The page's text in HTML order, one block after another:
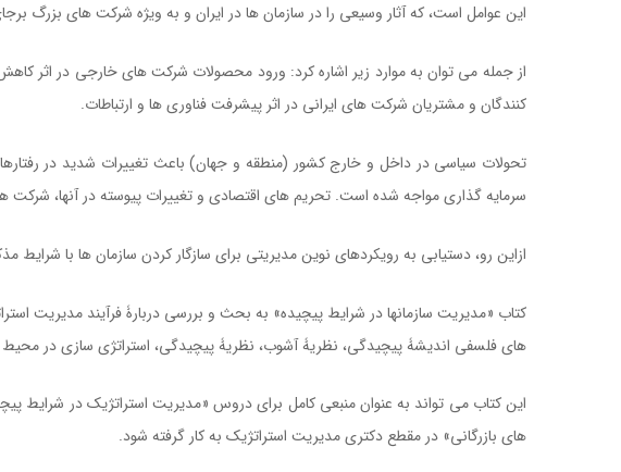
این عوامل است، که آثار وسیعی را در سازمان ها در ایران و به ویژه شرکت های بزرگ
از جمله می توان به موارد زیر اشاره کرد: ورود محصولات شرکت های خارجی در اثر
کنندگان و مشتریان شرکت های ایرانی در اثر پیشرفت فناوری ها و ارتباطات.
تحولات سیاسی در داخل و خارج کشور (منطقه و جهان) باعث تغییرات شدید در
سرمایه گذاری مواجه شده است. تحریم های اقتصادی و تغییرات پیوسته در آنها،
ازاین رو، دستیابی به رویکردهای نوین مدیریتی برای سازگار کردن سازمان ها با
کتاب «مدیریت سازمانها در شرایط پیچیده» به بحث و بررسی دربارۀ فرآیند مدیریت
های فلسفی اندیشۀ پیچیدگی، نظریۀ آشوب، نظریۀ پیچیدگی، استراتژی سازی در
این کتاب می تواند به عنوان منبعی کامل برای دروس «مدیریت استراتژیک در شرایط
های بازرگانی» در مقطع دکتری مدیریت استراتژیک به کار گرفته شود.